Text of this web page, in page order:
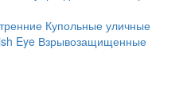
Купольные уличные
Eye Взрывозащищенные